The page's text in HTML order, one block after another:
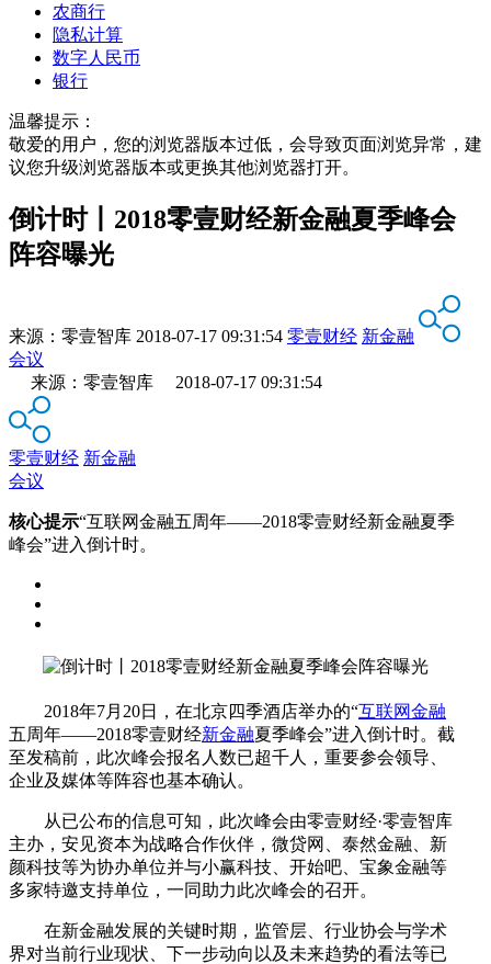
农商行
隐私计算
数字人民币
银行
温馨提示：
敬爱的用户，您的浏览器版本过低，会导致页面浏览异常，建
议您升级浏览器版本或更换其他浏览器打开。
倒计时丨2018零壹财经新金融夏季峰会
阵容曝光
来源： 零壹智库 2018-07-17 09:31:54 零壹财经 新金融
会议
来源：零壹智库 2018-07-17 09:31:54
零壹财经 新金融
会议
核心提示“互联网金融五周年——2018零壹财经新金融夏季
峰会”进入倒计时。
2018年7月20日，在北京四季酒店举办的“互联网金融
五周年——2018零壹财经新金融夏季峰会”进入倒计时。截
至发稿前，此次峰会报名人数已超千人，重要参会领导、
企业及媒体等阵容也基本确认。
从已公布的信息可知，此次峰会由零壹财经·零壹智库
主办，安见资本为战略合作伙伴，微贷网、泰然金融、新
颜科技等为协办单位并与小赢科技、开始吧、宝象金融等
多家特邀支持单位，一同助力此次峰会的召开。
在新金融发展的关键时期，监管层、行业协会与学术
界对当前行业现状、下一步动向以及未来趋势的看法等已